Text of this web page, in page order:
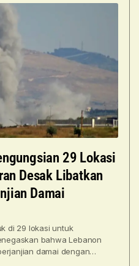
29 Lokasi
Desak Libatkan
Damai
di 29 lokasi untuk
bahwa Lebanon
damai dengan